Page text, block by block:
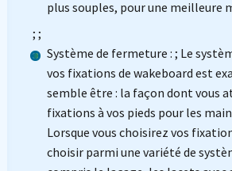
plus souples, pour une meilleure
; ;
Système de fermeture : ; Le
vos fixations de wakeboard est
semble être : la façon dont vous
fixations à vos pieds pour les
Lorsque vous choisirez vos
choisir parmi une variété de